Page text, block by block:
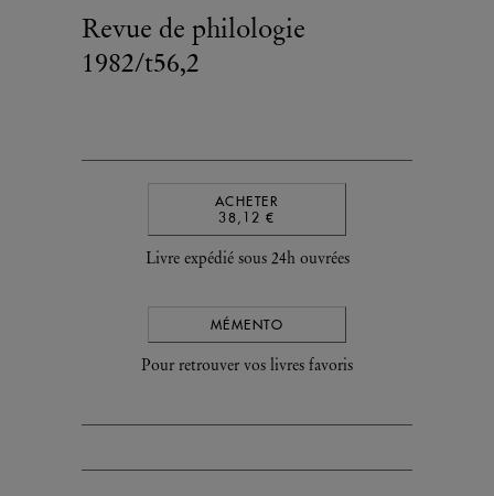
Revue de philologie
1982/t56,2
ACHETER
38,12 €
Livre expédié sous 24h ouvrées
MÉMENTO
Pour retrouver vos livres favoris